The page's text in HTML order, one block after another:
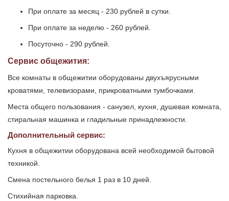
При оплате за месяц - 230 рублей в сутки.
При оплате за неделю - 260 рублей.
Посуточно - 290 рублей.
Сервис общежития:
Все комнаты в общежитии оборудованы двухъярусными
кроватями, телевизорами, прикроватными тумбочками.
Места общего пользования - санузел, кухня, душевая комната,
стиральная машинка и гладильные принадлежности.
Дополнительный сервис:
Кухня в общежитии оборудована всей необходимой бытовой
техникой.
Смена постельного белья 1 раз в 10 дней.
Стихийная парковка.